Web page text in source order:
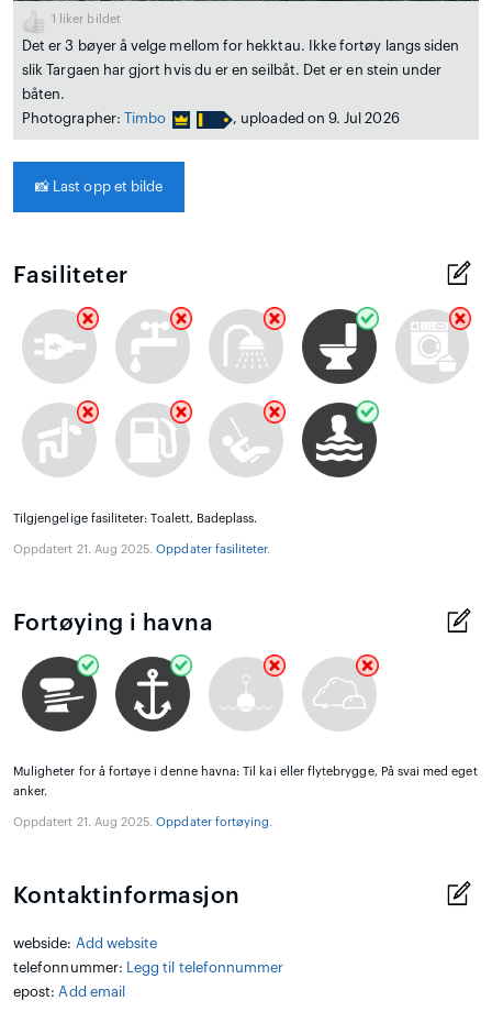
1 liker bildet
Det er 3 bøyer å velge mellom for hekktau. Ikke fortøy langs siden
slik Targaen har gjort hvis du er en seilbåt. Det er en stein under
båten.
Photographer: Timbo , uploaded on 9. Jul 2026
📸 Last opp et bilde
Fasiliteter
Tilgjengelige fasiliteter: Toalett, Badeplass.
Oppdatert 21. Aug 2025.Oppdater fasiliteter.
Fortøying i havna
Muligheter for å fortøye i denne havna: Til kai eller flytebrygge, På svai med eget
anker.
Oppdatert 21. Aug 2025.Oppdater fortøying.
Kontaktinformasjon
webside: Add website
telefonnummer:
Legg til telefonnummer
epost: Add email